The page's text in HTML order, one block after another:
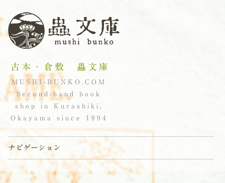
古本・倉敷 蟲文庫
MUSHI-BUNKO.COM
Second-hand book
shop in Kurashiki,
Okayama since 1994
ナビゲーション
コンテンツへスキップ